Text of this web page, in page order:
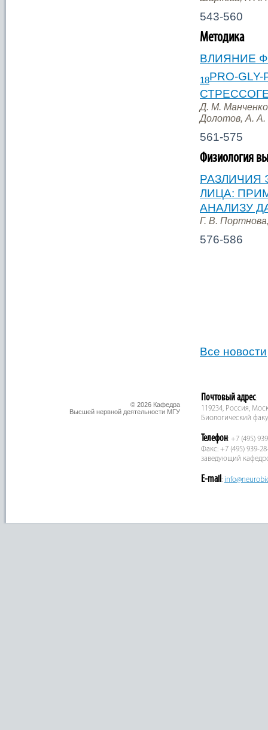
543-560
Методика
ВЛИЯНИЕ
18PRO-
Д. М.
Долотов, А. А.
561-575
Физиология
РАЗЛИЧИЯ
ЛИЦА:
АНАЛИЗУ
Г. В.
576-586
Все новости
© 2026 Кафедра
Высшей нервной деятельности МГУ
Почтовый адрес:
119234, Россия,
Биологический
Телефон: +7 (495)
Факс: +7 (495) 939-
заведующий
E-mail :